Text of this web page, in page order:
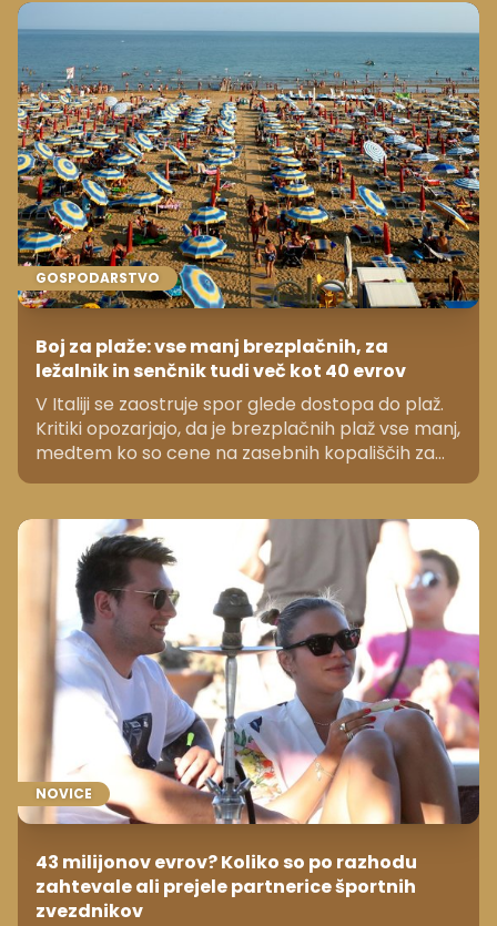
GOSPODARSTVO
Boj za plaže: vse manj brezplačnih, za
ležalnik in senčnik tudi več kot 40 evrov
V Italiji se zaostruje spor glede dostopa do plaž.
Kritiki opozarjajo, da je brezplačnih plaž vse manj,
medtem ko so cene na zasebnih kopališčih za
številne dopustnike previsoke.
NOVICE
43 milijonov evrov? Koliko so po razhodu
zahtevale ali prejele partnerice športnih
zvezdnikov